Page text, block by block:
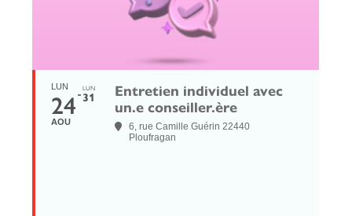
LUN
24
AOU
LUN
31
Entretien individuel avec
un.e conseiller.ère
6, rue Camille Guérin 22440
Ploufragan